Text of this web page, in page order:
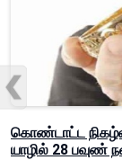
கொண்டாட்ட
யாழில் 28